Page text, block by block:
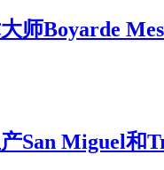
师Boyarde
San Miguel和